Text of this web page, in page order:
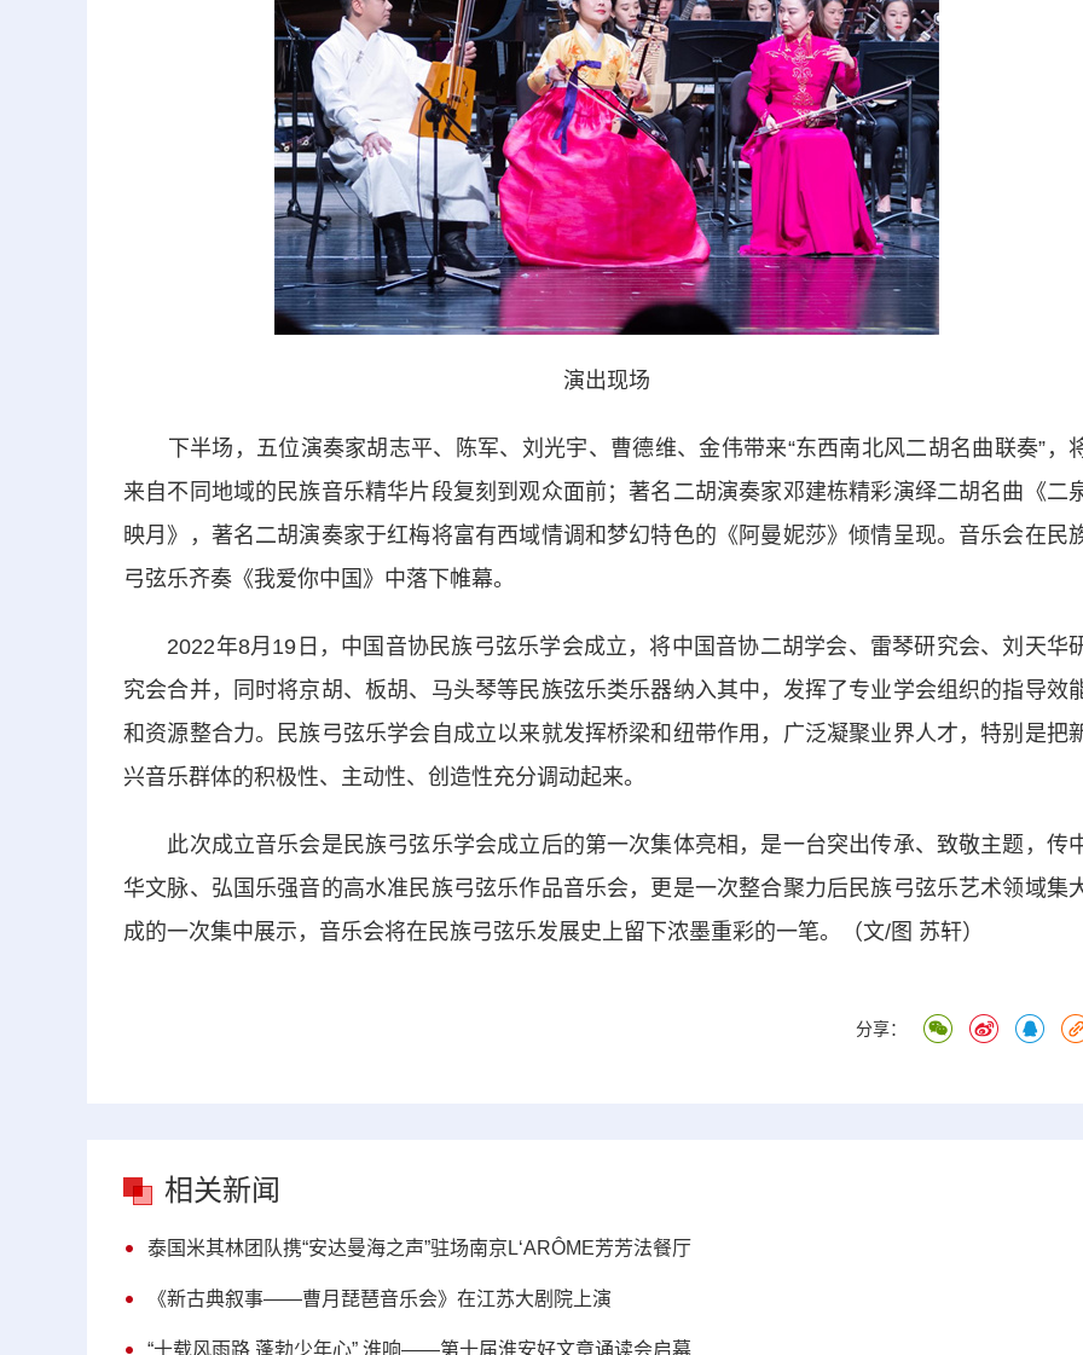
演出现场
下半场，五位演奏家胡志平、陈军、刘光宇、曹德维、金伟带来“东西南北风二胡名曲联奏”，
来自不同地域的民族音乐精华片段复刻到观众面前；著名二胡演奏家邓建栋精彩演绎二胡名曲《二
映月》，著名二胡演奏家于红梅将富有西域情调和梦幻特色的《阿曼妮莎》倾情呈现。音乐会在民
弓弦乐齐奏《我爱你中国》中落下帷幕。
2022年8月19日，中国音协民族弓弦乐学会成立，将中国音协二胡学会、雷琴研究会、刘天华
究会合并，同时将京胡、板胡、马头琴等民族弦乐类乐器纳入其中，发挥了专业学会组织的指导效
和资源整合力。民族弓弦乐学会自成立以来就发挥桥梁和纽带作用，广泛凝聚业界人才，特别是把
兴音乐群体的积极性、主动性、创造性充分调动起来。
此次成立音乐会是民族弓弦乐学会成立后的第一次集体亮相，是一台突出传承、致敬主题，传
华文脉、弘国乐强音的高水准民族弓弦乐作品音乐会，更是一次整合聚力后民族弓弦乐艺术领域集
成的一次集中展示，音乐会将在民族弓弦乐发展史上留下浓墨重彩的一笔。（文/图 苏轩）
分享：
相关新闻
泰国米其林团队携“安达曼海之声”驻场南京L‘ARÔME芳芳法餐厅
《新古典叙事——曹月琵琶音乐会》在江苏大剧院上演
“十载风雨路 蓬勃少年心” 淮响——第十届淮安好文章诵读会启幕